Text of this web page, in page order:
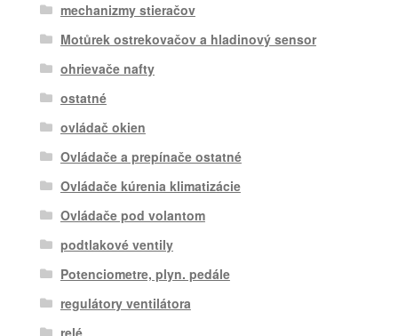
mechanizmy stieračov
Motůrek ostrekovačov a hladinový sensor
ohrievače nafty
ostatné
ovládač okien
Ovládače a prepínače ostatné
Ovládače kúrenia klimatizácie
Ovládače pod volantom
podtlakové ventily
Potenciometre, plyn. pedále
regulátory ventilátora